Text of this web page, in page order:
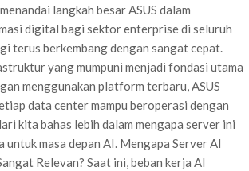
langkah besar ASUS dalam
digital bagi sektor enterprise di seluruh
terus berkembang dengan sangat cepat.
yang mumpuni menjadi fondasi utama
menggunakan platform terbaru, ASUS
data center mampu beroperasi dengan
kita bahas lebih dalam mengapa server ini
untuk masa depan AI. Mengapa Server AI
Relevan? Saat ini, beban kerja AI